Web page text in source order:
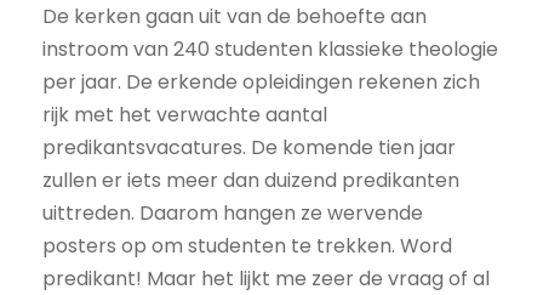
De kerken gaan uit van de behoefte aan
instroom van 240 studenten klassieke theologie
per jaar. De erkende opleidingen rekenen zich
rijk met het verwachte aantal
predikantsvacatures. De komende tien jaar
zullen er iets meer dan duizend predikanten
uittreden. Daarom hangen ze wervende
posters op om studenten te trekken. Word
predikant! Maar het lijkt me zeer de vraag of al